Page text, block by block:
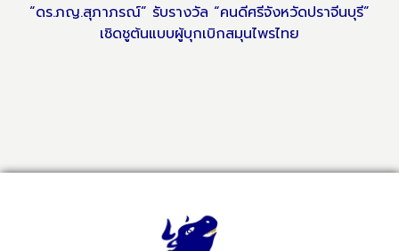
“ดร.ภญ.สุภาภรณ์” รับรางวัล “คนดีศรีจังหวัดปราจีนบุรี”
เชิดชูต้นแบบผู้บุกเบิกสมุนไพรไทย